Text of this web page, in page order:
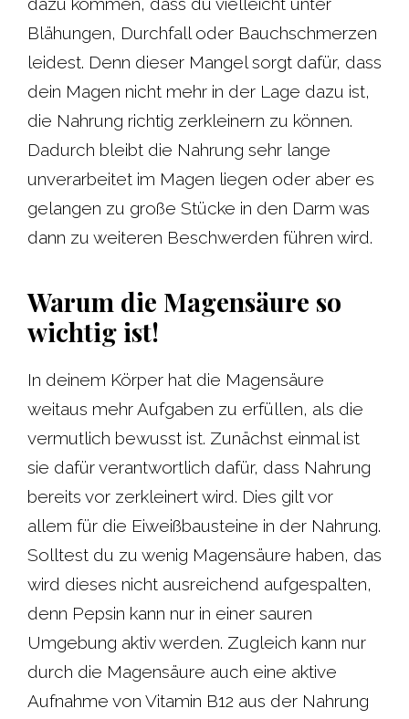
Blähungen, Durchfall oder Bauchschmerzen
leidest. Denn dieser Mangel sorgt dafür, dass
dein Magen nicht mehr in der Lage dazu ist,
die Nahrung richtig zerkleinern zu können.
Dadurch bleibt die Nahrung sehr lange
unverarbeitet im Magen liegen oder aber es
gelangen zu große Stücke in den Darm was
dann zu weiteren Beschwerden führen wird.
Warum die Magensäure so
wichtig ist!
In deinem Körper hat die Magensäure
weitaus mehr Aufgaben zu erfüllen, als die
vermutlich bewusst ist. Zunächst einmal ist
sie dafür verantwortlich dafür, dass Nahrung
bereits vor zerkleinert wird. Dies gilt vor
allem für die Eiweißbausteine in der Nahrung.
Solltest du zu wenig Magensäure haben, das
wird dieses nicht ausreichend aufgespalten,
denn Pepsin kann nur in einer sauren
Umgebung aktiv werden. Zugleich kann nur
durch die Magensäure auch eine aktive
Aufnahme von Vitamin B12 aus der Nahrung